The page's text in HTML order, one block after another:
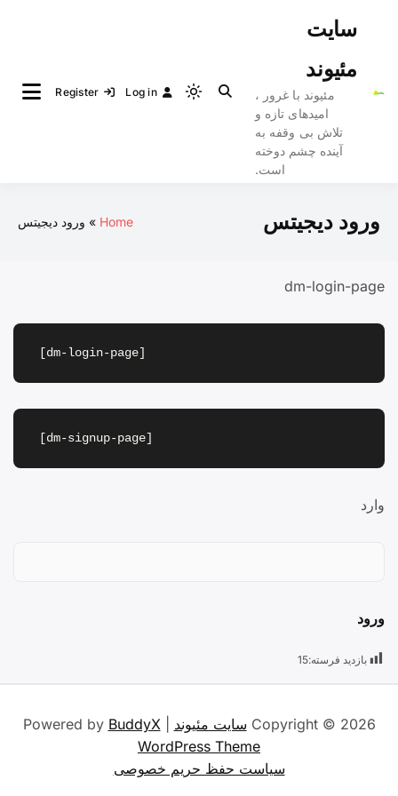
سایت
مئیوند
مئیوند با غرور ،
امیدهای تازه و
تلاش بی وقفه به
آینده چشم دوخته
است.
Log in
Register
ورود دیجیتس Home ورود دیجیتس
dm-login-page
[dm-login-page]
[dm-signup-page]
وارد
ورود
بازدید فرسته:15
Copyright © 2026 سایت مئیوند
BuddyX
WordPress Theme
سیاست حفظ حریم خصوصی